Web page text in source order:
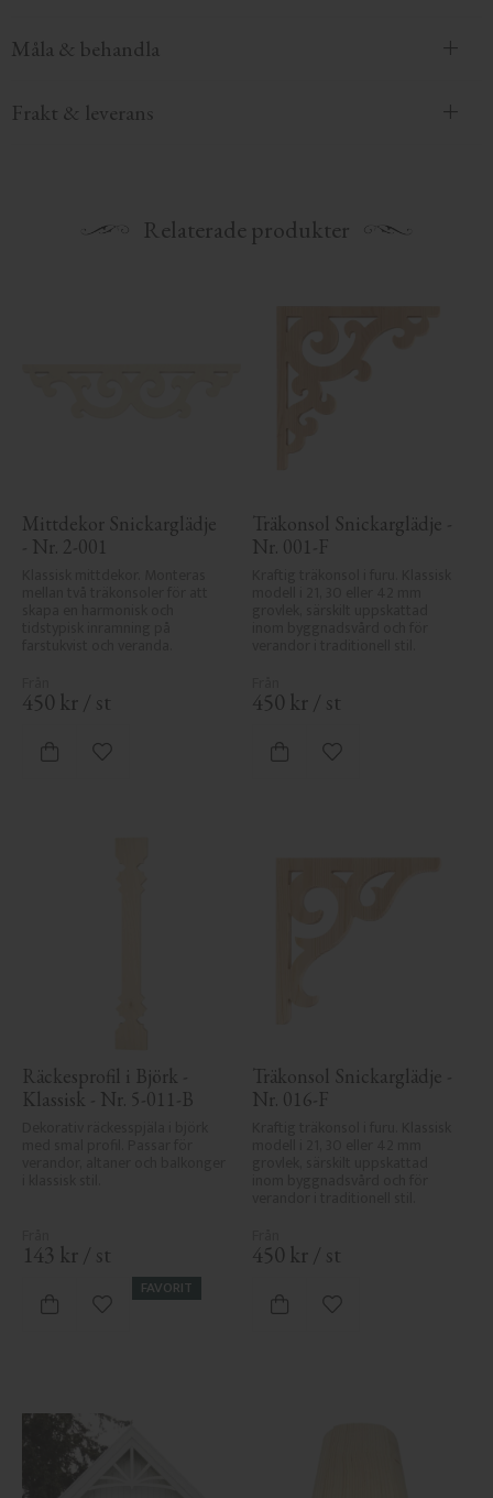
Måla & behandla
Frakt & leverans
Relaterade produkter
Mittdekor Snickarglädje
- Nr. 2-001
450 kr / st
Lägg till i favoriter
Träkonsol Snickarglädje -
Nr. 001-F
450 kr / st
Lägg till i favoriter
Räckesprofil i Björk -
Klassisk - Nr. 5-011-B
143 kr / st
FAVORIT
Lägg till i favoriter
Träkonsol Snickarglädje -
Nr. 016-F
450 kr / st
Lägg till i favoriter